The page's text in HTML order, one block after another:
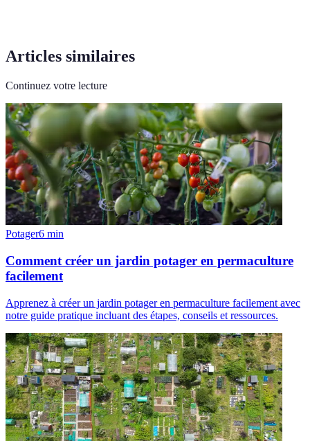
Articles similaires
Continuez votre lecture
Potager6 min
Comment créer un jardin potager en permaculture
facilement
Apprenez à créer un jardin potager en permaculture facilement avec
notre guide pratique incluant des étapes, conseils et ressources.